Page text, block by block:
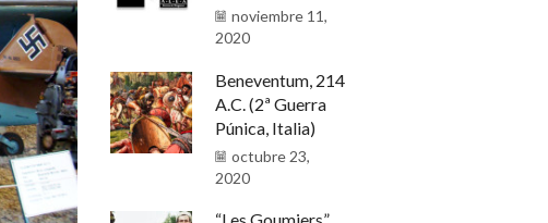
noviembre 11,
2020
Beneventum, 214
A.C. (2ª Guerra
Púnica, Italia)
octubre 23,
2020